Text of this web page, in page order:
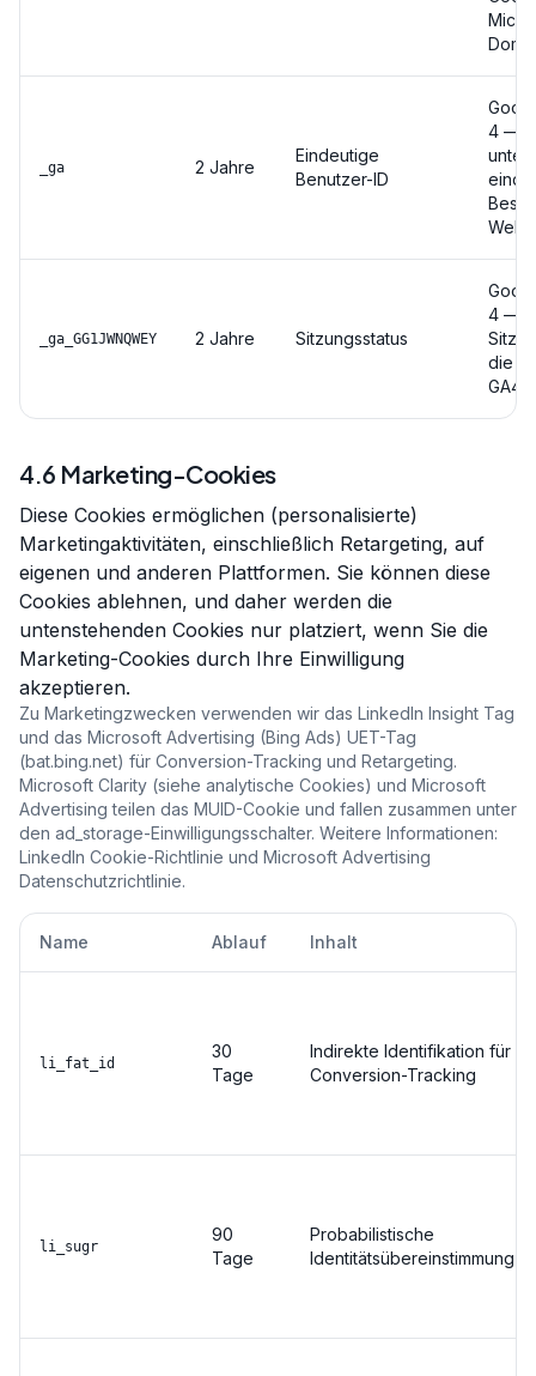
_ga 2 Jahre
Eindeutige
Benutzer-ID
4 —
_ga_GG1JWNQWEY 2 Jahre Sitzungsstatus
4 —
die
GA4-
4.6 Marketing-Cookies
Diese Cookies ermöglichen (personalisierte)
Marketingaktivitäten, einschließlich Retargeting, auf
eigenen und anderen Plattformen. Sie können diese
Cookies ablehnen, und daher werden die
untenstehenden Cookies nur platziert, wenn Sie die
Marketing-Cookies durch Ihre Einwilligung
akzeptieren.
Zu Marketingzwecken verwenden wir das LinkedIn Insight Tag
und das Microsoft Advertising (Bing Ads) UET-Tag
(bat.bing.net) für Conversion-Tracking und Retargeting.
Microsoft Clarity (siehe analytische Cookies) und Microsoft
Advertising teilen das MUID-Cookie und fallen zusammen unter
den ad_storage-Einwilligungsschalter. Weitere Informationen:
LinkedIn Cookie-Richtlinie und Microsoft Advertising
Datenschutzrichtlinie.
Name Ablauf Inhalt
li_fat_id
30
Tage
Indirekte Identifikation für
Conversion-Tracking
li_sugr
90
Tage
Probabilistische
Identitätsübereinstimmung